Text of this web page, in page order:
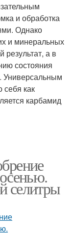
и обработка
Однако
и минеральных
результат, а в
состояния
Универсальным
себя как
карбамид
селитры